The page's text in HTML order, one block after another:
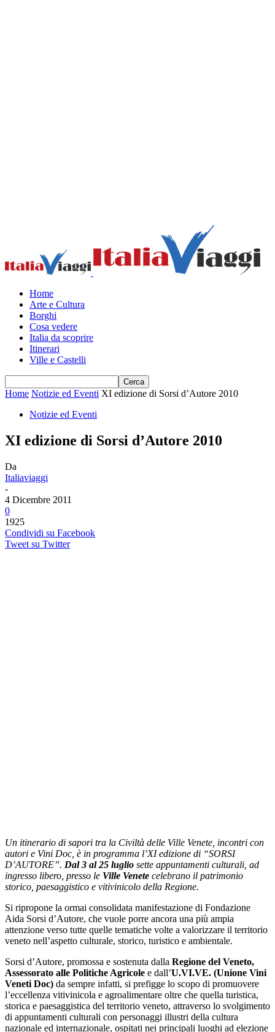
Home
Arte e Cultura
Borghi
Cosa vedere
Italia da scoprire
Itinerari
Ville e Castelli
Home Notizie ed Eventi XI edizione di Sorsi d’Autore 2010
Notizie ed Eventi
XI edizione di Sorsi d’Autore 2010
Da
Italiaviaggi
-
4 Dicembre 2011
0
1925
Condividi su Facebook
Tweet su Twitter
Un itinerario di sapori tra la Civiltà delle Ville Venete, incontri con
autori e Vini Doc, è in programma l’XI edizione di “SORSI
D’AUTORE”. Dal 3 al 25 luglio sette appuntamenti culturali, ad
ingresso libero, presso le Ville Venete celebrano il patrimonio
storico, paesaggistico e vitivinicolo della Regione.
Si ripropone la ormai consolidata manifestazione di Fondazione
Aida Sorsi d’Autore, che vuole porre ancora una più ampia
attenzione verso tutte quelle tematiche volte a valorizzare il territorio
veneto nell’aspetto culturale, storico, turistico e ambientale.
Sorsi d’Autore, promossa e sostenuta dalla Regione del Veneto,
Assessorato alle Politiche Agricole e dall’U.VI.VE. (Unione Vini
Veneti Doc) da sempre infatti, si prefigge lo scopo di promuovere
l’eccellenza vitivinicola e agroalimentare oltre che quella turistica,
storica e paesaggistica del territorio veneto, attraverso lo svolgimento
di appuntamenti culturali con personaggi illustri della cultura
nazionale ed internazionale, ospitati nei principali luoghi ad elezione